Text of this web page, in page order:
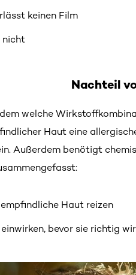
keinen Film
nicht
Nachteil
welche
Haut eine
Außerdem benötigt
empfindliche Haut reizen
einwirken, bevor sie richtig